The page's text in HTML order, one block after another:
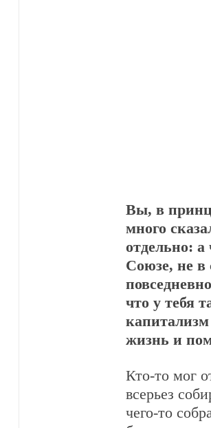
Вы, в
много
отдельно:
Союзе, не в
что у тебя
жизнь и
Кто-то мог
всерьез
чего-то